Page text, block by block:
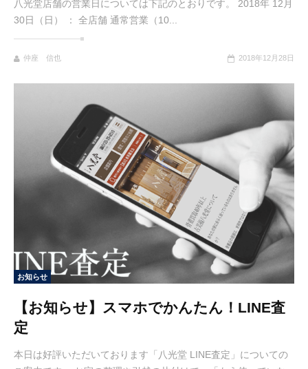
八光堂店舗の営業日については下記のとおりです。 2018年 12月
30日（日） ： 全店舗 通常営業（10...
仲座 信也 2018年12月28日
お知らせ
【お知らせ】スマホでかんたん！LINE査
定
本日は好評いただいております「八光堂 LINE査定」についての